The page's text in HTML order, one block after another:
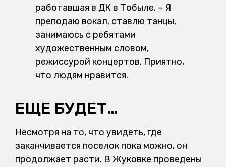
работавшая в ДК в Тобыле. – Я
преподаю вокал, ставлю танцы,
занимаюсь с ребятами
художественным словом,
режиссурой концертов. Приятно,
что людям нравится.
ЕЩЕ БУДЕТ…
Несмотря на то, что увидеть, где
заканчивается поселок пока можно, он
продолжает расти. В Жуковке проведены